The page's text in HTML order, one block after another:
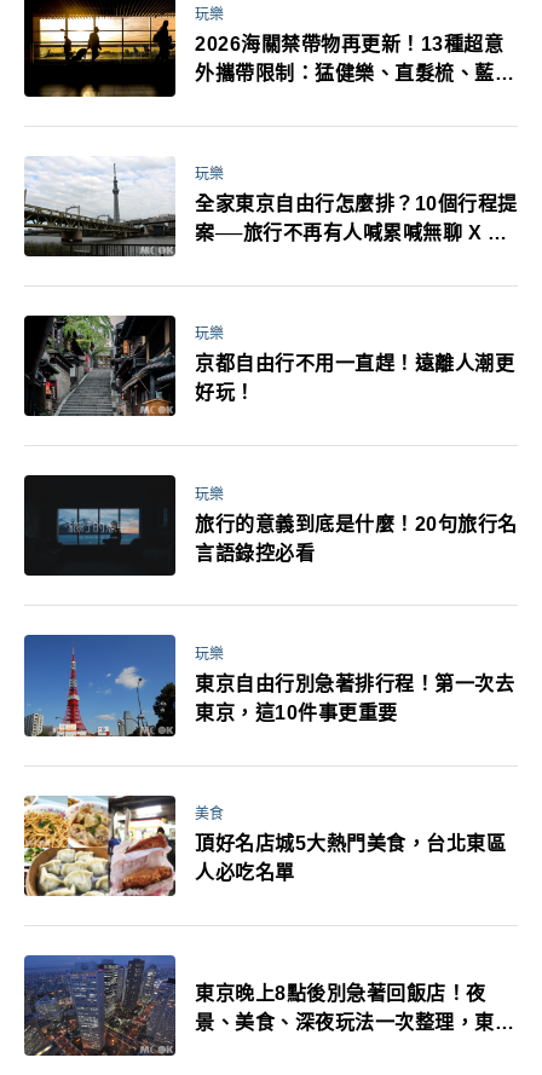
玩樂
2026海關禁帶物再更新！13種超意
外攜帶限制：猛健樂、直髮梳、藍牙
萬！注意事項一次看！
玩樂
全家東京自由行怎麼排？10個行程提
案──旅行不再有人喊累喊無聊 X 爸
玩樂
京都自由行不用一直趕！遠離人潮更
好玩！
玩樂
旅行的意義到底是什麼！20句旅行名
言語錄控必看
玩樂
東京自由行別急著排行程！第一次去
東京，這10件事更重要
美食
頂好名店城5大熱門美食，台北東區
人必吃名單
東京晚上8點後別急著回飯店！夜
景、美食、深夜玩法一次整理，東京